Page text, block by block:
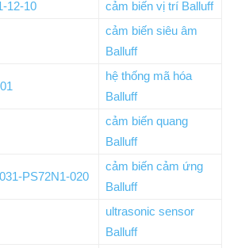
12-10
cảm biến vị trí Balluff
cảm biến siêu âm
Balluff
hệ thống mã hóa
Balluff
cảm biến quang
Balluff
PS72N1-020
cảm biến cảm ứng
Balluff
ultrasonic sensor
Balluff